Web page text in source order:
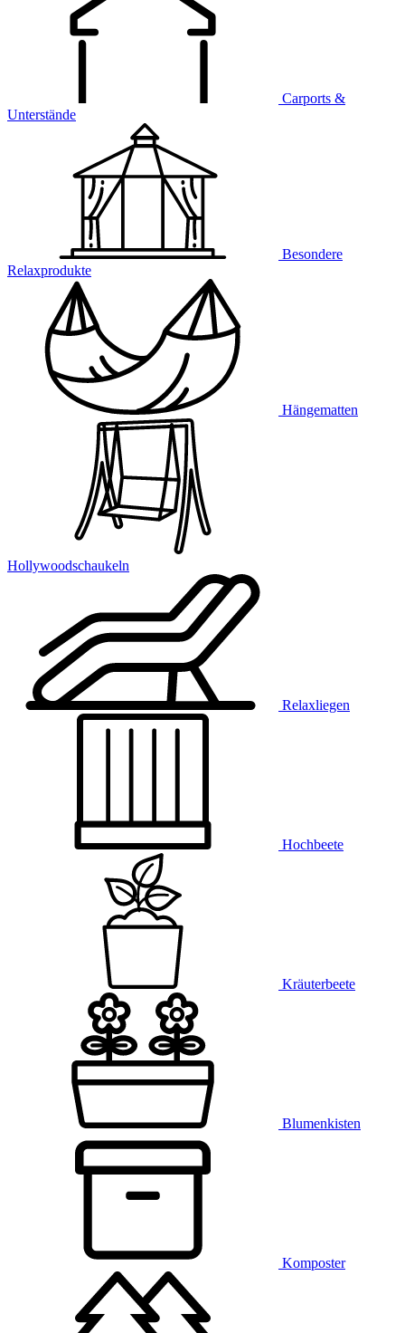
Carports &
Unterstände
Besondere
Relaxprodukte
Hängematten
Hollywoodschaukeln
Relaxliegen
Hochbeete
Kräuterbeete
Blumenkisten
Komposter